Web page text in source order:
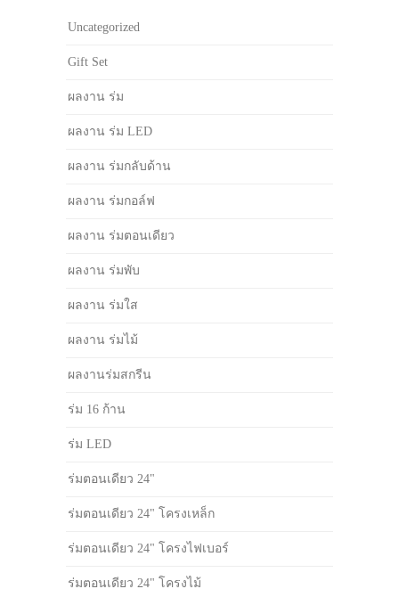
Uncategorized
Gift Set
ผลงาน ร่ม
ผลงาน ร่ม LED
ผลงาน ร่มกลับด้าน
ผลงาน ร่มกอล์ฟ
ผลงาน ร่มตอนเดียว
ผลงาน ร่มพับ
ผลงาน ร่มใส
ผลงาน ร่มไม้
ผลงานร่มสกรีน
ร่ม 16 ก้าน
ร่ม LED
ร่มตอนเดียว 24"
ร่มตอนเดียว 24" โครงเหล็ก
ร่มตอนเดียว 24" โครงไฟเบอร์
ร่มตอนเดียว 24" โครงไม้